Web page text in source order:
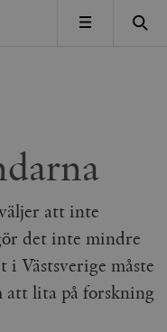
MENY
att inte
det inte mindre
Västsverige måste
att lita på forskning